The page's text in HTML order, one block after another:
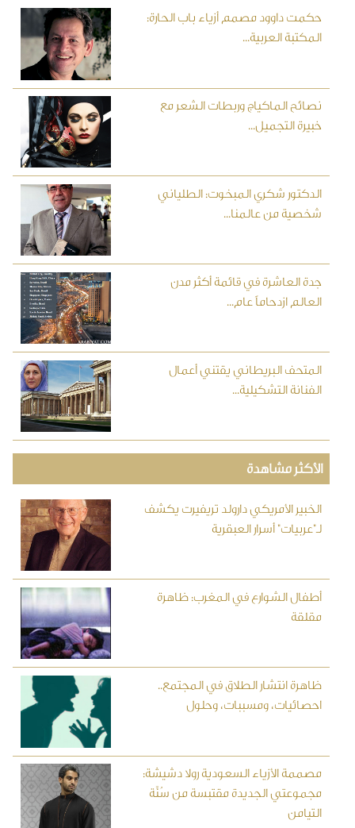
حكمت داوود مصمم أزياء باب الحارة:
المكتبة العربية...
نصائح الماكياج وربطات الشعر مع
خبيرة التجميل...
الدكتور شكري المبخوت: الطلياني
شخصية من عالمنا...
جدة العاشرة في قائمة أكثر مدن
العالم ازدحاماً عام...
المتحف البريطاني يقتني أعمال
الفنانة التشكيلية...
الأكثر مشاهدة
الخبير الأمريكي دارولد تريفيرت يكشف
لـ"عربيات" أسرار العبقرية
أطفال الشوارع في المغرب: ظاهرة
مقلقة
ظاهرة انتشار الطلاق في المجتمع..
احصائيات، ومسببات، وحلول
مصممة الأزياء السعودية رولا دشيشة:
مجموعتي الجديدة مقتبسة من سُنَّة
التيامن